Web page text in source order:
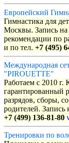
Европейский
Гимнастика для
Москвы. Запись на
рекомендации по
и по тел. +7 (495)
Международная
"PIROUETTE"
Работаем с 2010
гарантированный
разрядов, сборы,
родителей.
+7 (499) 136-81-80
Тренировки по